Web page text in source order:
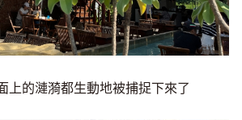
的漣漪都生動地被捕捉下來了